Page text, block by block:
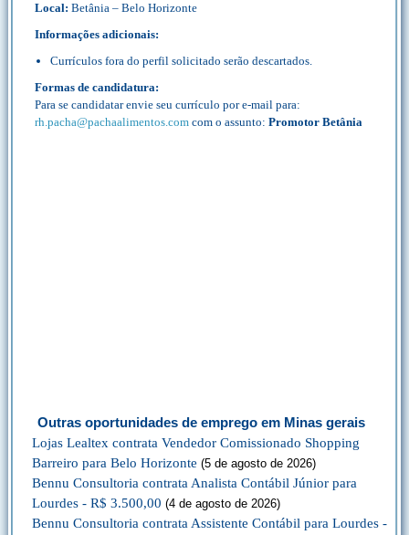
Local: Betânia – Belo Horizonte
Informações adicionais:
Currículos fora do perfil solicitado serão descartados.
Formas de candidatura:
Para se candidatar envie seu currículo por e-mail para:
rh.pacha@pachaalimentos.com com o assunto: Promotor Betânia
Outras oportunidades de emprego em Minas gerais
Lojas Lealtex contrata Vendedor Comissionado Shopping
Barreiro para Belo Horizonte (5 de agosto de 2026)
Bennu Consultoria contrata Analista Contábil Júnior para
Lourdes - R$ 3.500,00 (4 de agosto de 2026)
Bennu Consultoria contrata Assistente Contábil para Lourdes -